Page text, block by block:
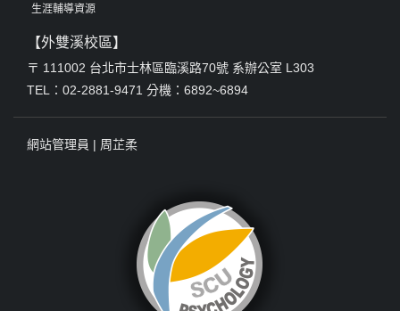
生涯輔導資源
【外雙溪校區】
〒 111002 台北市士林區臨溪路70號 系辦公室 L303
TEL：02-2881-9471 分機：6892~6894
網站管理員 | 周芷柔